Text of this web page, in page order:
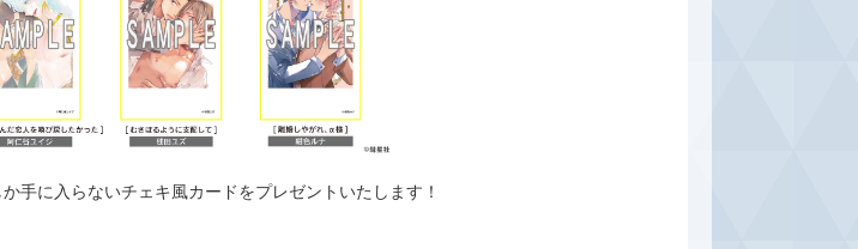
手に入らないチェキ風カードをプレゼントいたします！